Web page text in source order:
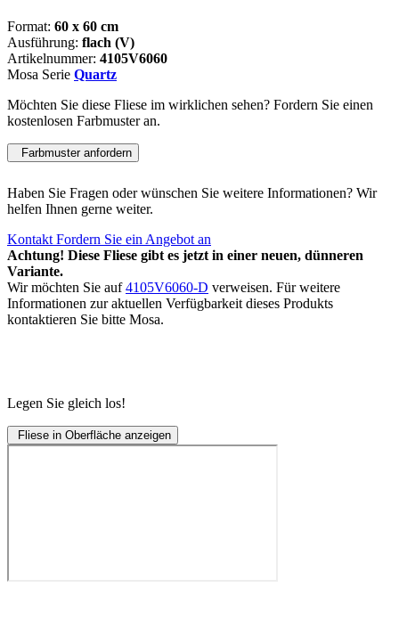
Format: 60 x 60 cm
Ausführung: flach (V)
Artikelnummer: 4105V6060
Mosa Serie Quartz
Möchten Sie diese Fliese im wirklichen sehen? Fordern Sie einen
kostenlosen Farbmuster an.
Farbmuster anfordern
Haben Sie Fragen oder wünschen Sie weitere Informationen? Wir
helfen Ihnen gerne weiter.
Kontakt Fordern Sie ein Angebot an
Achtung! Diese Fliese gibt es jetzt in einer neuen, dünneren
Variante.
Wir möchten Sie auf4105V6060-D verweisen. Für weitere
Informationen zur aktuellen Verfügbarkeit dieses Produkts
kontaktieren Sie bitte Mosa.
Legen Sie gleich los!
Fliese in Oberfläche anzeigen